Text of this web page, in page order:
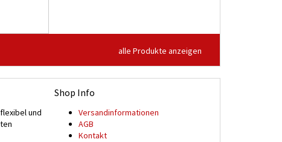
alle Produkte anzeigen
und
Shop Info
Versand­informationen
AGB
Kontakt